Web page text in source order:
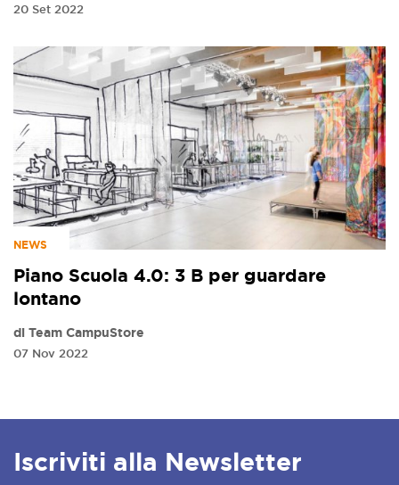
20 Set 2022
NEWS
Piano Scuola 4.0: 3 B per guardare
lontano
di Team CampuStore
07 Nov 2022
Iscriviti alla Newsletter